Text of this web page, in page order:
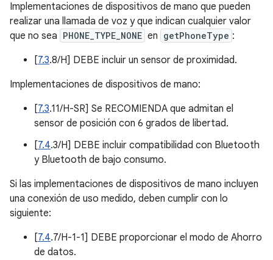
Implementaciones de dispositivos de mano que pueden
realizar una llamada de voz y que indican cualquier valor
que no sea PHONE_TYPE_NONE en getPhoneType :
[7.3.8/H] DEBE incluir un sensor de proximidad.
Implementaciones de dispositivos de mano:
[7.3.11/H-SR] Se RECOMIENDA que admitan el
sensor de posición con 6 grados de libertad.
[7.4.3/H] DEBE incluir compatibilidad con Bluetooth
y Bluetooth de bajo consumo.
Si las implementaciones de dispositivos de mano incluyen
una conexión de uso medido, deben cumplir con lo
siguiente:
[7.4.7/H-1-1] DEBE proporcionar el modo de Ahorro
de datos.